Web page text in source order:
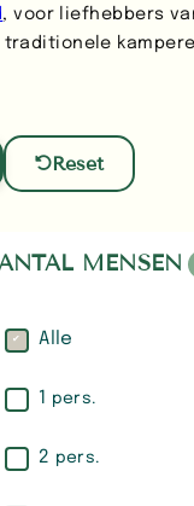
, voor liefhebbers
traditionele
Reset
MENSEN
Alle
1 pers.
2 pers.